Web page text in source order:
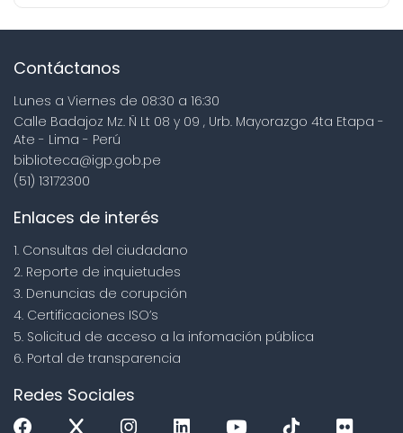
Contáctanos
Lunes a Viernes de 08:30 a 16:30
Calle Badajoz Mz. Ñ Lt 08 y 09 , Urb. Mayorazgo 4ta Etapa -
Ate - Lima - Perú
biblioteca@igp.gob.pe
(51) 13172300
Enlaces de interés
1. Consultas del ciudadano
2. Reporte de inquietudes
3. Denuncias de corupción
4. Certificaciones ISO’s
5. Solicitud de acceso a la infomación pública
6. Portal de transparencia
Redes Sociales